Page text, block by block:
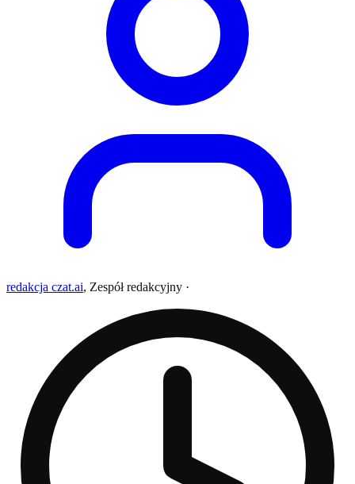
redakcja czat.ai, Zespół redakcyjny ·